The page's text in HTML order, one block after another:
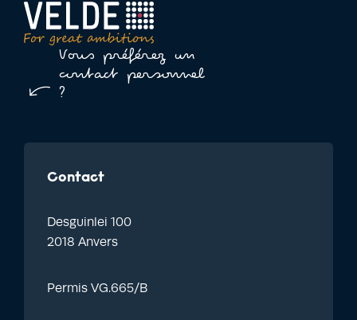
Vous préférez un
contact personnel
?
Contact
Desguinlei 100
2018 Anvers
Permis VG.665/B